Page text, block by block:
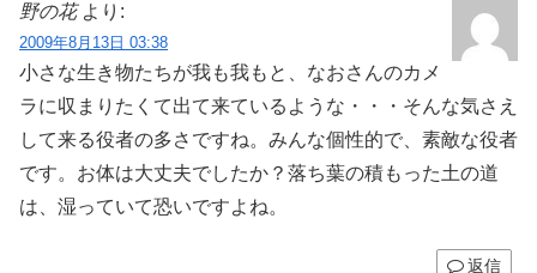
野の花 より:
2009年8月13日 03:38
小さな生き物たちが我も我もと、なおさんのカメ
ラに収まりたくて出て来ているような・・・そんな気さえ
して来る役者の多さですね。みんな個性的で、素敵な役者
です。お体は大丈夫でしたか？落ち葉の積もった土の道
は、湿っていて恐いですよね。
返信